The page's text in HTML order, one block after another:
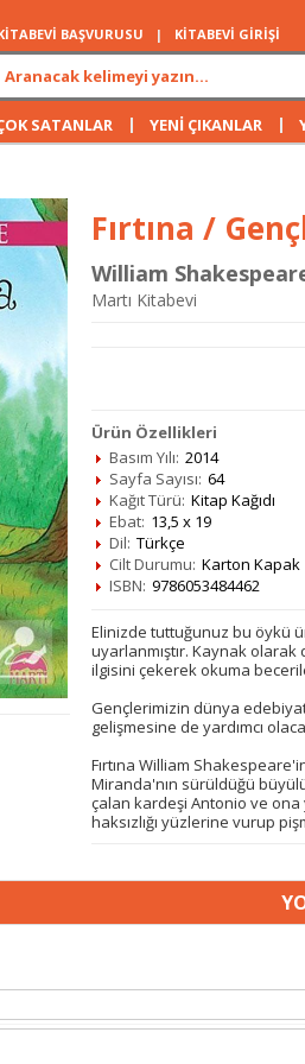
BAŞVURUSU | KİTABEVİ GİRİŞİ
SATANLAR | YENİ ÇIKANLAR |
Fırtına /
William
Martı Kitabevi
Ürün Özellikleri
Basım Yılı: 2014
Sayfa Sayısı: 64
Kağıt Türü: Kitap Kağıdı
Ebat: 13,5 x 19
Dil: Türkçe
Cilt Durumu: Karton Kapak
ISBN: 9786053484462
Elinizde tuttuğunuz bu öykü
uyarlanmıştır. Kaynak
ilgisini çekerek okuma
Gençlerimizin dünya
gelişmesine de yardımcı
Fırtına William
Miranda'nın sürüldüğü
çalan kardeşi Antonio ve ona
haksızlığı yüzlerine vurup